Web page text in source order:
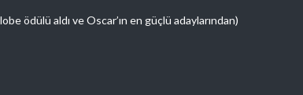
ödülü aldı ve Oscar’ın en güçlü adaylarından)